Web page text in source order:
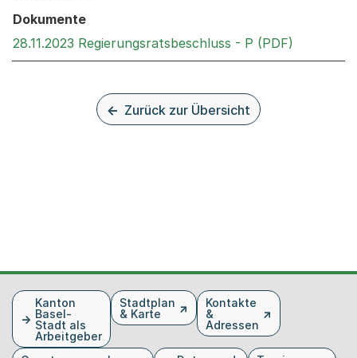
Dokumente
28.11.2023 Regierungsratsbeschluss - P (PDF)
Zurück zur Übersicht
FusszeileKanton
Basel-
Stadt als
Arbeitgeber
Stadtplan
& Karte
Kontakte
&
Adressen